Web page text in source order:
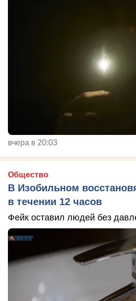
вчера в 20:03
Общество
В Изобильном
в течении 12 часов
Фейк оставил людей без